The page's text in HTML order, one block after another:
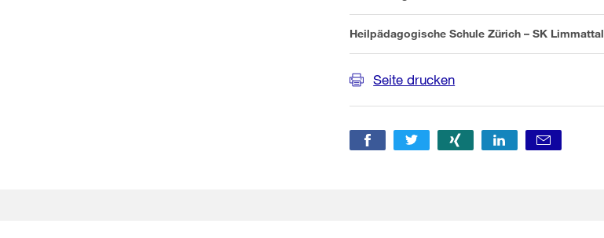
Heilpädagogische Schule Zürich – SK Limmattal
Seite drucken